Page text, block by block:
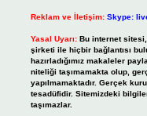
Reklam ve İletişim: Skype:
Yasal Uyarı: Bu internet
şirketi ile hiçbir bağlantısı
hazırladığımız makaleler
niteliği taşımamakta olup,
yapılmamaktadır. Gerçek
tesadüfidir. Sitemizdeki
taşımazlar.